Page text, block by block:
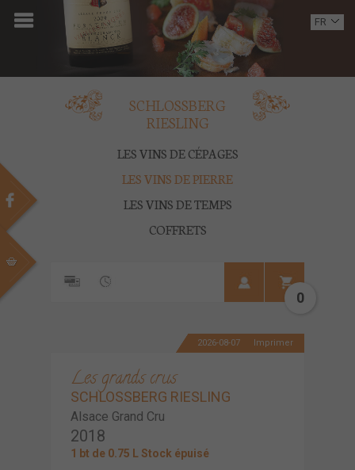
ACCUEIL
DOMAINE
VINS
MULTIMEDIA
CONTACT
FR
SCHLOSSBERG
RIESLING
LES VINS DE CÉPAGES
LES VINS DE PIERRE
LES VINS DE TEMPS
COFFRETS
0
2026-08-07 Imprimer
Les grands crus
SCHLOSSBERG RIESLING
Alsace Grand Cru
2018
1 bt de 0.75 L Stock épuisé